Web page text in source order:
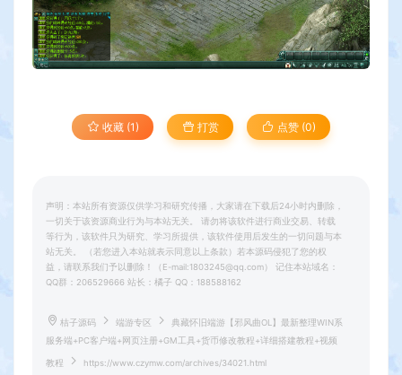
收藏 (1) 打赏 点赞 (0)
声明：本站所有资源仅供学习和研究传播，大家请在下载后24小时内删除，
一切关于该资源商业行为与本站无关。 请勿将该软件进行商业交易、转载
等行为，该软件只为研究、学习所提供，该软件使用后发生的一切问题与本
站无关。 （若您进入本站就表示同意以上条款）若本源码侵犯了您的权
益，请联系我们予以删除！（E-mail:1803245@qq.com） 记住本站域名：
QQ群：206529666 站长：橘子 QQ：188588162
桔子源码 端游专区
典藏怀旧端游【邪风曲OL】最新整理WIN系
服务端+PC客户端+网页注册+GM工具+货币修改教程+详细搭建教程+视频
教程 https://www.czymw.com/archives/34021.html